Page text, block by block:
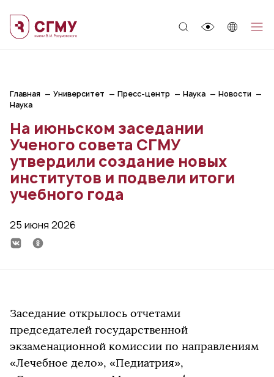
Главная Университет Пресс-центр Наука
Новости
Наука
На июньском заседании
Ученого совета СГМУ
утвердили создание новых
институтов и подвели итоги
учебного года
25 июня 2026
Заседание открылось отчетами
председателей государственной
экзаменационной комиссии по направлениям
«Лечебное дело», «Педиатрия»,